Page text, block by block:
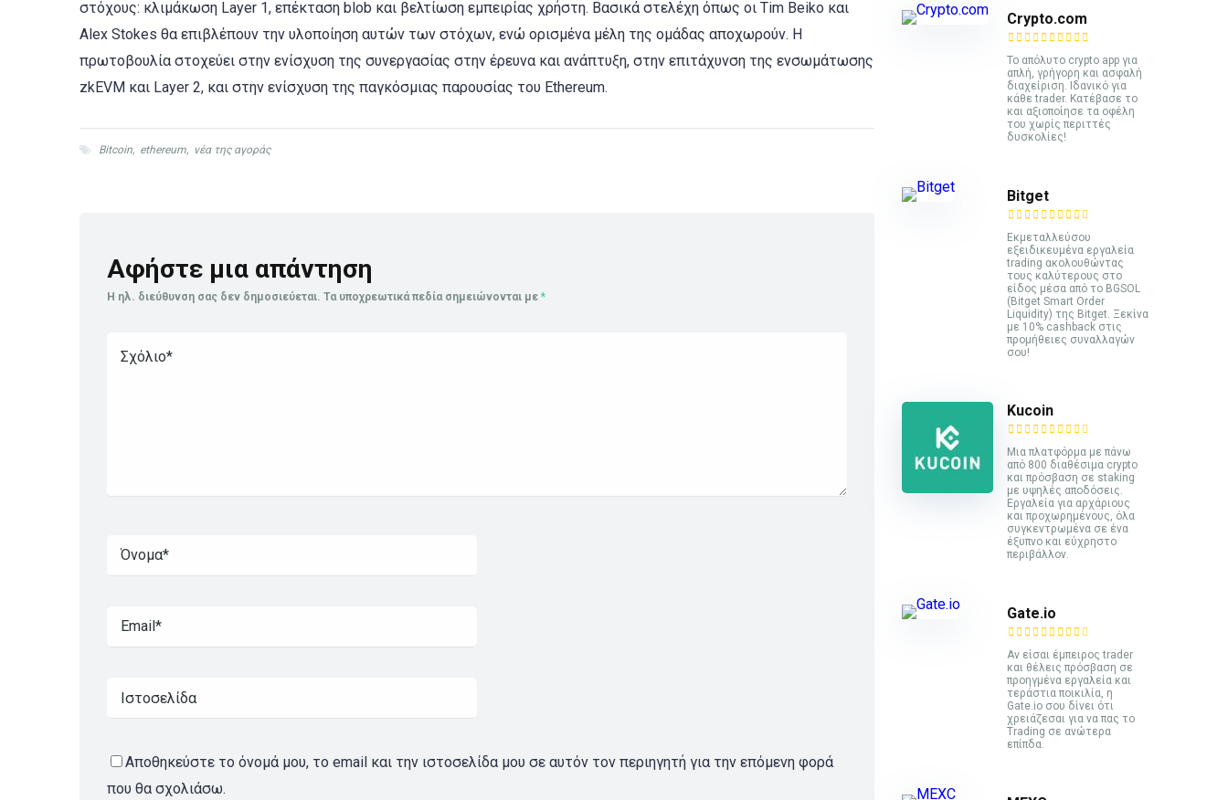
στόχους: κλιμάκωση Layer 1, επέκταση blob και βελτίωση εμπειρίας χρήστη. Βασικά στελέχη όπως οι Tim Beiko και
Alex Stokes θα επιβλέπουν την υλοποίηση αυτών των στόχων, ενώ ορισμένα μέλη της ομάδας αποχωρούν. Η
πρωτοβουλία στοχεύει στην ενίσχυση της συνεργασίας στην έρευνα και ανάπτυξη, στην επιτάχυνση της ενσωμάτωσης
zkEVM και Layer 2, και στην ενίσχυση της παγκόσμιας παρουσίας του Ethereum.
Bitcoin, ethereum, νέα της αγοράς
Αφήστε μια απάντηση
Η ηλ. διεύθυνση σας δεν δημοσιεύεται. Τα υποχρεωτικά πεδία σημειώνονται με *
Αποθηκεύστε το όνομά μου, το email και την ιστοσελίδα μου σε αυτόν τον περιηγητή για την επόμενη φορά
που θα σχολιάσω.
Crypto.com
Το απόλυτο crypto app για
απλή, γρήγορη και ασφαλή
διαχείριση. Ιδανικό για
κάθε trader. Κατέβασε το
και αξιοποίησε τα οφέλη
του χωρίς περιττές
δυσκολίες!
Bitget
Εκμεταλλεύσου
εξειδικευμένα εργαλεία
trading ακολουθώντας
τους καλύτερους στο
είδος μέσα από το BGSOL
(Bitget Smart Order
Liquidity) της Bitget. Ξεκίνα
με 10% cashback στις
προμήθειες συναλλαγών
σου!
Kucoin
Mια πλατφόρμα με πάνω
από 800 διαθέσιμα crypto
και πρόσβαση σε staking
με υψηλές αποδόσεις.
Εργαλεία για αρχάριους
και προχωρημένους, όλα
συγκεντρωμένα σε ένα
έξυπνο και εύχρηστο
περιβάλλον.
Gate.io
Αν είσαι έμπειρος trader
και θέλεις πρόσβαση σε
προηγμένα εργαλεία και
τεράστια ποικιλία, η
Gate.io σου δίνει ότι
χρειάζεσαι για να πας το
Trading σε ανώτερα
επίπδα.